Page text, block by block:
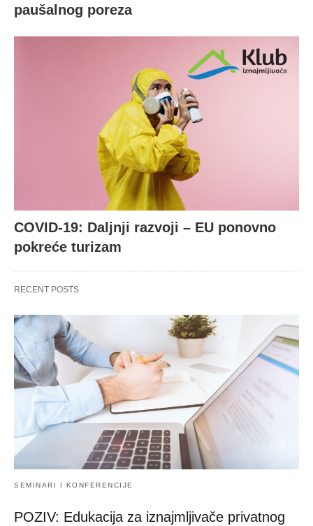
paušalnog poreza
COVID-19: Daljnji razvoji – EU ponovno
pokreće turizam
RECENT POSTS
SEMINARI I KONFERENCIJE
POZIV: Edukacija za iznajmljivače privatnog